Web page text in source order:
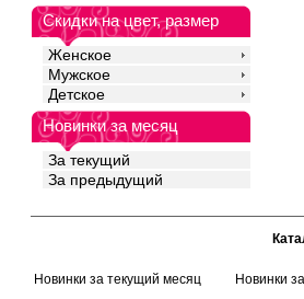
Скидки на цвет, размер
Женское
Мужское
Детское
Новинки за месяц
За текущий
За предыдущий
Новинки за текущий месяц Новинки